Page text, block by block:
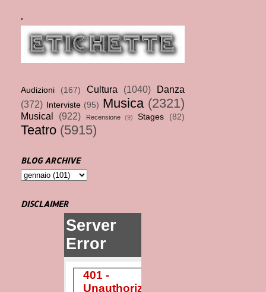
.
Audizioni (167) Cultura (1040)
Danza
(372)
Interviste (95) Musica (2321)
Musical (922) Recensione (9) Stages (82)
Teatro (5915)
BLOG ARCHIVE
DISCLAIMER